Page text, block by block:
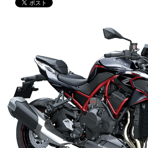
LIFESTYLE
ABOUT SITE
サイトマップ